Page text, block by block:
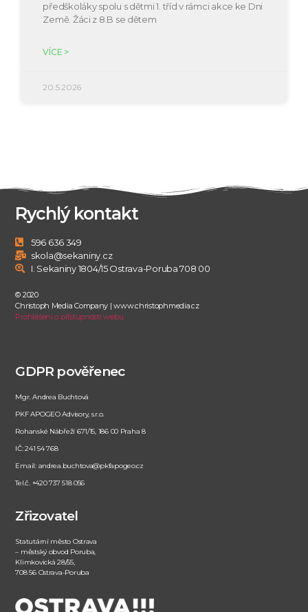
předškoláky spolu s dětmi 1. tříd v rámci akce ke Dni
Země. Žáci z 8.B se dětem
VÍCE >
20.5.2026
Rychlý kontakt
596 636 349
skola@sekaniny.cz
I. Sekaniny 1804/15 Ostrava-Poruba 708 00
© 2020
Christoph Media Company | www.christophmedia.cz
Prohlášení o přístupnosti webu
GDPR pověřenec
Mgr. Andrea Buchtová
PKF APOGEO Advisory, s.r.o.
Rohanské Nábřeží 671/15, 186 00 Praha 8
IČ: 241 54 768
Email: andrea.buchtova@pkfapogeo.cz
Tel.č. +420 737 518 056
Zřizovatel
Statutární město Ostrava
– městský obvod Poruba,
Klimkovická 28/55,
708 56 Ostrava-Poruba